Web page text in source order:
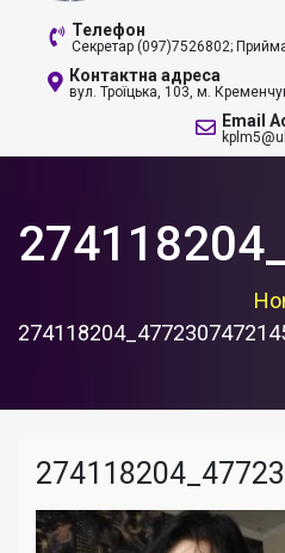
ІМ. А. С.
Телефон
Секретар (097)7526802;
Контактна адреса
вул. Троїцька, 103, м.
Email